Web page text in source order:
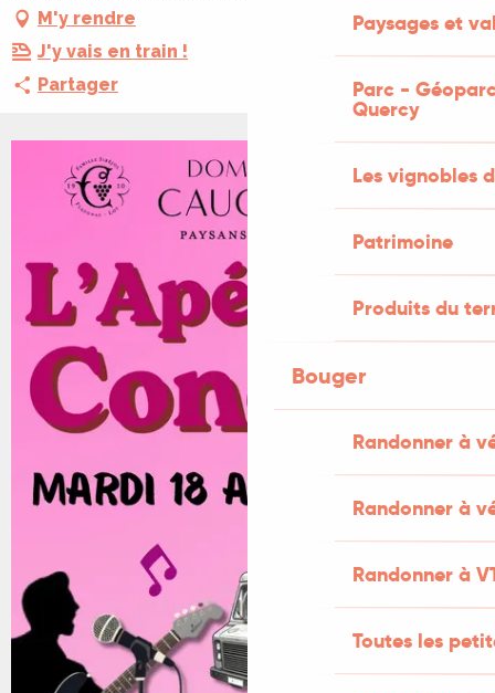
Paysages et
Parc -
Quercy
Les vignobles
Patrimoine
Produits du
Bouger
Randonner à
Randonner à
Randonner à
Toutes les
M'y rendre
J'y vais en train !
Partager
+1 PHOTO